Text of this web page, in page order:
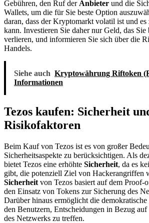
Gebühren, den Ruf der Anbieter und die
Wallets, um die für Sie beste Option
daran, dass der Kryptomarkt volatil ist und es
kann. Investieren Sie daher nur Geld, das Sie
verlieren, und informieren Sie sich über die
Handels.
Siehe auch Kryptowährung Riftoken
Informationen
Tezos kaufen: Sicherheit
Risikofaktoren
Beim Kauf von Tezos ist es von großer
Sicherheitsaspekte zu berücksichtigen. Als
bietet Tezos eine erhöhte Sicherheit, da es
gibt, die potenziell Ziel von Hackerangriffen
Sicherheit von Tezos basiert auf dem Proof-
den Einsatz von Tokens zur Sicherung des
Darüber hinaus ermöglicht die
den Benutzern, Entscheidungen in Bezug
des Netzwerks zu treffen.